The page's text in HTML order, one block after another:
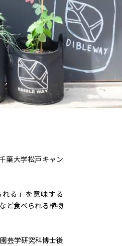
葉大学松戸キャン
る」を意味する
ど食べられる植物
芸学研究科博士後